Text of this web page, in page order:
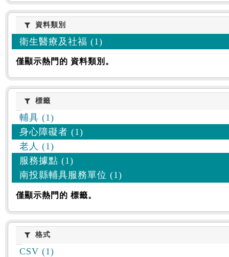
資料類別
資料類別
衛生醫療及社福 (1)
僅顯示熱門的 資料類別。
標籤標籤
輔具 (1)
身心障礙者 (1)
老人 (1)
服務據點 (1)
南投縣輔具服務單位 (1)
僅顯示熱門的 標籤。
格式格式
CSV (1)